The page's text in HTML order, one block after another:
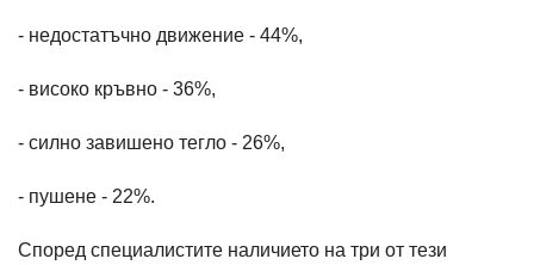
- недостатъчно движение - 44%,
- високо кръвно - 36%,
- силно завишено тегло - 26%,
- пушене - 22%.
Според специалистите наличието на три от тези